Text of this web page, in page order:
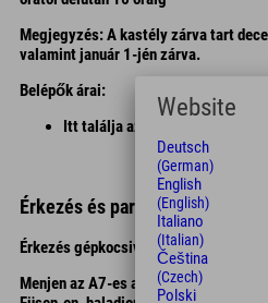
Megjegyzés: A kastély zárva tart
valamint január 1-jén zárva.
Belépők árai:
Itt találja az aktuális
Érkezés és parkolás
Érkezés gépkocsival:
Menjen az A7-es autópályán, az Ulm-
Website
Deutsch
(German)
English
(English)
Italiano
(Italian)
Čeština
(Czech)
Polski